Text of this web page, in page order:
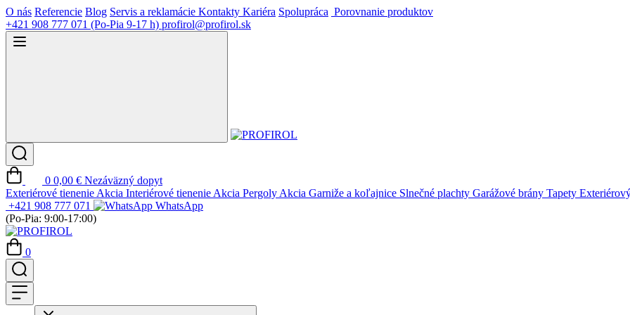
O nás Referencie Blog Servis a reklamácie Kontakty Kariéra Spolupráca Porovnanie produktov
+421 908 777 071 (Po-Pia 9-17 h) profirol@profirol.sk
0 0,00 € Nezáväzný dopyt
Exteriérové tienenie Akcia Interiérové tienenie Akcia Pergoly Akcia Garniže a koľajnice Slnečné plachty Garážové brány Tapety
+421 908 777 071
WhatsApp
(Po-Pia: 9:00-17:00)
0